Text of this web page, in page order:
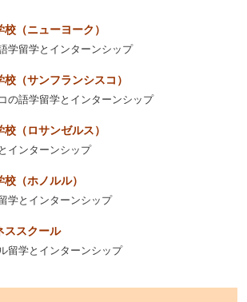
（ニューヨーク）
学留学とインターンシップ
（サンフランシスコ）
の語学留学とインターンシップ
（ロサンゼルス）
インターンシップ
（ホノルル）
学とインターンシップ
ススクール
留学とインターンシップ